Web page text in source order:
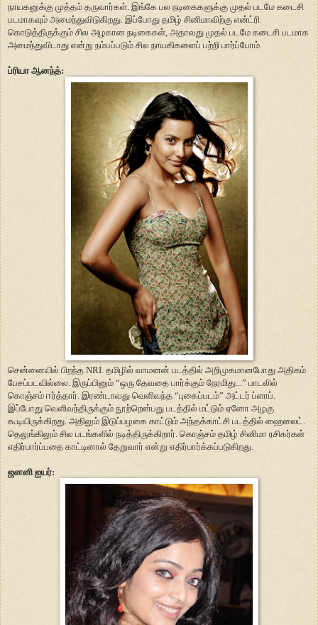
நாயகனுக்கு முத்தம் தருவார்கள். இங்கே பல நடிகைகளுக்கு முதல் படமே கடைசி
படமாகவும் அமைந்துவிடுகிறது. இப்போது தமிழ் சினிமாவிற்கு என்ட்ரி
கொடுத்திருக்கும் சில அழகான நடிகைகள், அதாவது முதல் படமே கடைசி படமாக
அமைந்துவிடாது என்று நம்பப்படும் சில நாயகிகளைப் பற்றி பார்ப்போம்.
ப்ரியா ஆனந்த்:
சென்னையில் பிறந்த NRI. தமிழில் வாமனன் படத்தில் அறிமுகமானபோது அதிகம்
பேசப்படவில்லை. இருப்பினும் “ஒரு தேவதை பார்க்கும் நேரமிது...” பாடலில்
கொஞ்சம் ஈர்த்தார். இரண்டாவது வெளிவந்த “புகைப்படம்” அட்டர் ப்ளாப்.
இப்போது வெளிவந்திருக்கும் நூற்றென்பது படத்தில் மட்டும் ஏனோ அழகு
கூடியிருக்கிறது. அதிலும் இடுப்பழகை காட்டும் அந்தக்காட்சி படத்தில் ஹைலைட்.
தெலுங்கிலும் சில படங்களில் நடித்திருக்கிறார். கொஞ்சம் தமிழ் சினிமா ரசிகர்கள்
எதிர்பார்ப்பதை காட்டினால் தேறுவார் என்று எதிர்பார்க்கப்படுகிறது.
ஜனனி ஐயர்: